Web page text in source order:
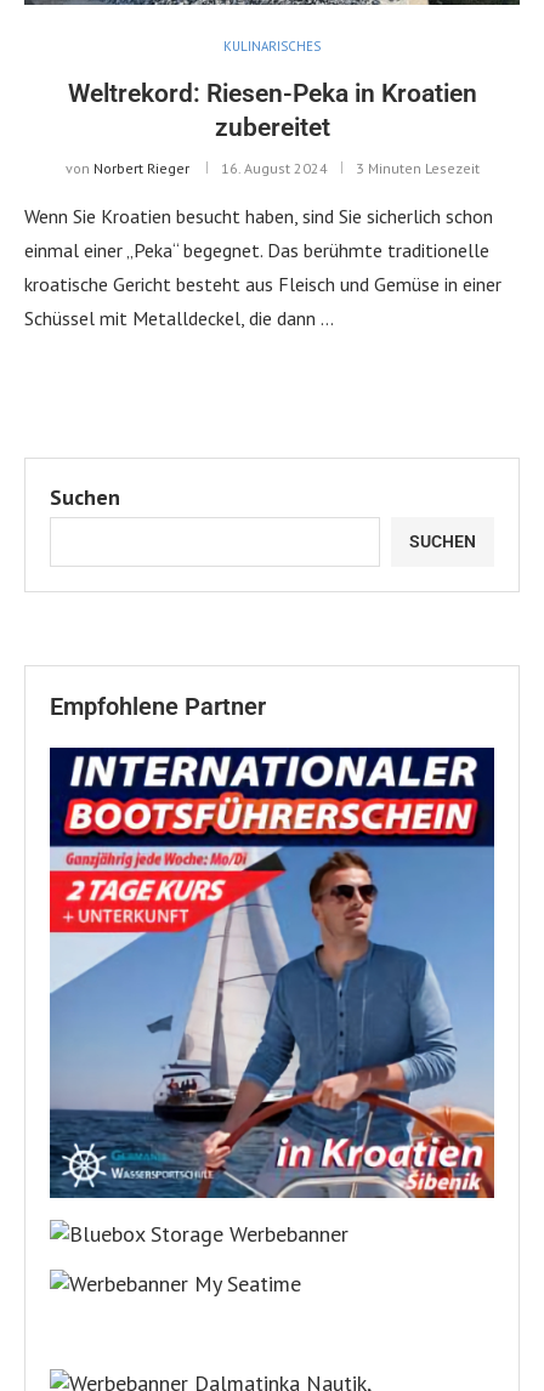
KULINARISCHES
Weltrekord: Riesen-Peka in Kroatien
zubereitet
von Norbert Rieger 16. August 2024 3 Minuten Lesezeit
Wenn Sie Kroatien besucht haben, sind Sie sicherlich schon
einmal einer „Peka“ begegnet. Das berühmte traditionelle
kroatische Gericht besteht aus Fleisch und Gemüse in einer
Schüssel mit Metalldeckel, die dann …
Suchen
SUCHEN
Empfohlene Partner